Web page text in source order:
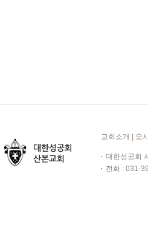
교회소개 오
대한성공회
전화 : 031-